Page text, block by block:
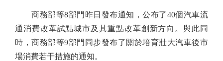
商務部等8部門昨日發布通知，公布了40個汽車流
通消費改革試點城市及其重點改革創新方向。與此同
時，商務部等9部門同步發布了關於培育壯大汽車後市
場消費若干措施的通知。